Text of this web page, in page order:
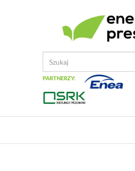
PARTNERZY: